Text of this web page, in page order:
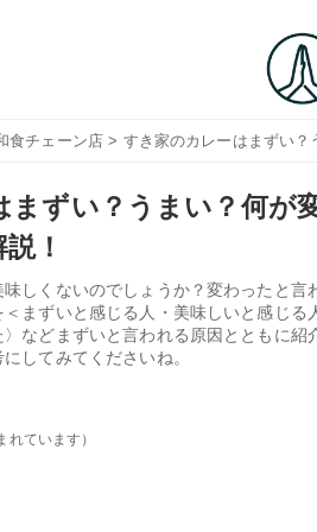
食チェーン店 > すき家のカレーはまずい？
まずい？うまい？何が
！
しくないのでしょうか？変わったと言
まずいと感じる人・美味しいと感じる
などまずいと言われる原因とともに紹
してみてくださいね。
れています）